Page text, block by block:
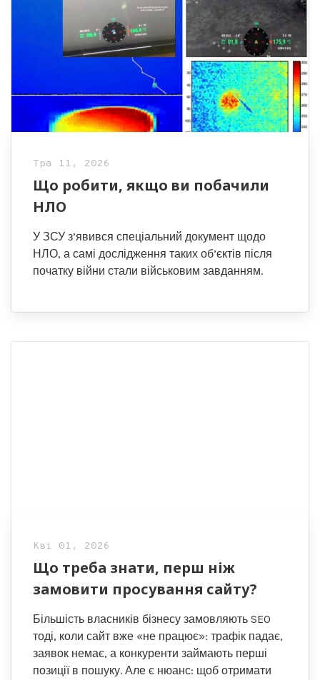
Тра 11, 2026
Що робити, якщо ви побачили
НЛО
У ЗСУ з’явився спеціальний документ щодо
НЛО, а самі дослідження таких об’єктів після
початку війни стали військовим завданням.
Кві 01, 2026
Що треба знати, перш ніж
замовити просування сайту?
Більшість власників бізнесу замовляють SEO
тоді, коли сайт вже «не працює»: трафік падає,
заявок немає, а конкуренти займають перші
позиції в пошуку. Але є нюанс: щоб отримати